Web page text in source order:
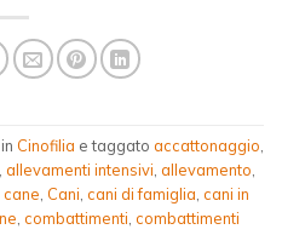
Cinofilia e taggato accattonaggio
allevamenti intensivi allevamento
cane Cani cani di famiglia cani in
combattimenti combattimenti